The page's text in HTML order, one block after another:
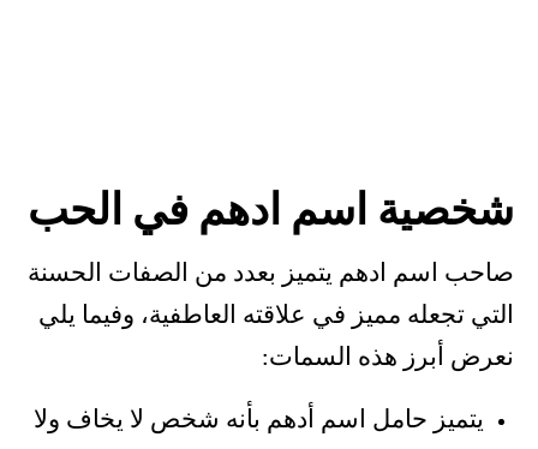
شخصية اسم ادهم في الحب
صاحب اسم ادهم يتميز بعدد من الصفات الحسنة
التي تجعله مميز في علاقته العاطفية، وفيما يلي
نعرض أبرز هذه السمات:
يتميز حامل اسم أدهم بأنه شخص لا يخاف ولا